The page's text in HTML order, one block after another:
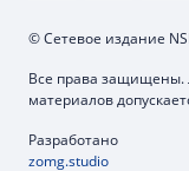
© Сетевое издание
Все права защищены.
материалов
Разработано
zomg.studio